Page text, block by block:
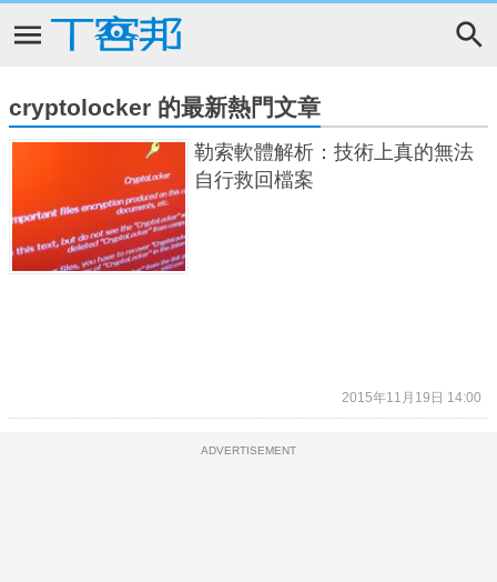
cryptolocker 的最新熱門文章
勒索軟體解析：技術上真的無法
自行救回檔案
2015年11月19日 14:00
ADVERTISEMENT